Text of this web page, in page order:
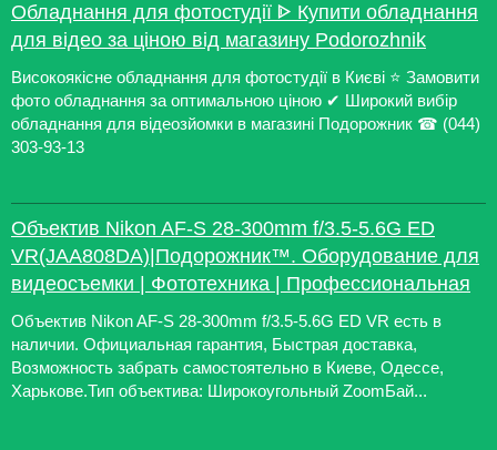
Обладнання для фотостудії ᐈ Купити обладнання
для відео за ціною від магазину Podorozhnik
Високоякісне обладнання для фотостудії в Києві ⭐️ Замовити
фото обладнання за оптимальною ціною ✔ Широкий вибір
обладнання для відеозйомки в магазині Подорожник ☎ (044)
303-93-13
Объектив Nikon AF-S 28-300mm f/3.5-5.6G ED
VR(JAA808DA)|Подорожник™. Оборудование для
видеосъемки | Фототехника | Профессиональная
Объектив Nikon AF-S 28-300mm f/3.5-5.6G ED VR есть в
наличии. Официальная гарантия, Быстрая доставка,
Возможность забрать самостоятельно в Киеве, Одессе,
Харькове.Тип объектива: Широкоугольный ZoomБай...